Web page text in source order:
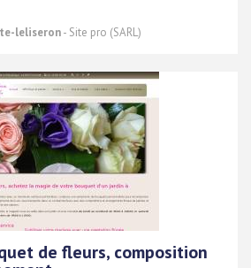
leliseron- Site pro (SARL)
de fleurs, composition